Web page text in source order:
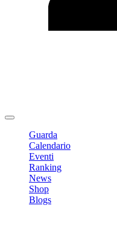
Guarda
Calendario
Eventi
Ranking
News
Shop
Blogs